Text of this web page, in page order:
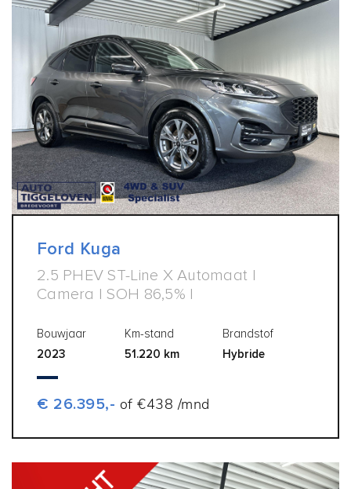
Ford Kuga
2.5 PHEV ST-Line X Automaat |
Camera | SOH 86,5% |
Bouwjaar
2023
Km-stand
51.220 km
Brandstof
Hybride
€ 26.395,- of €438 /mnd